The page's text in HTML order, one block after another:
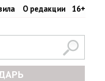
О редакции 16+
бухта: +26.1°C
Никитский сад: